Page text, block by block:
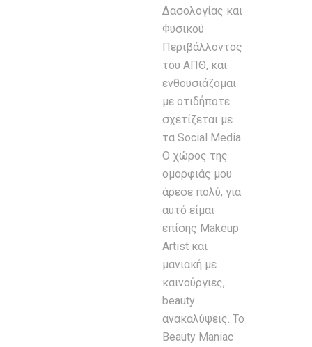
Δασολογίας και
Φυσικού
Περιβάλλοντος
του ΑΠΘ, και
ενθουσιάζομαι
με οτιδήποτε
σχετίζεται με
τα Social Media.
Ο χώρος της
ομορφιάς μου
άρεσε πολύ, για
αυτό είμαι
επίσης Makeup
Artist και
μανιακή με
καινούργιες,
beauty
ανακαλύψεις. Το
Beauty Maniac